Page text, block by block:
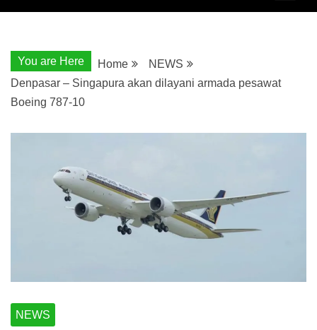
You are Here Home
NEWS
Denpasar – Singapura akan dilayani armada pesawat
Boeing 787-10
NEWS